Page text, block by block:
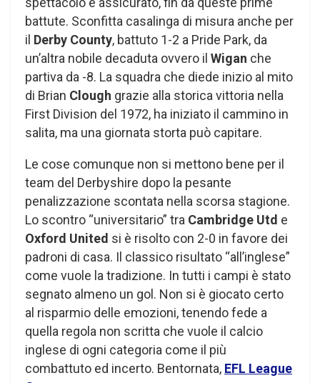
battute. Sconfitta casalinga di misura anche per
il Derby County, battuto 1-2 a Pride Park, da
un’altra nobile decaduta ovvero il Wigan che
partiva da -8. La squadra che diede inizio al mito
di Brian Clough grazie alla storica vittoria nella
First Division del 1972, ha iniziato il cammino in
salita, ma una giornata storta può capitare.
Le cose comunque non si mettono bene per il
team del Derbyshire dopo la pesante
penalizzazione scontata nella scorsa stagione.
Lo scontro “universitario” tra Cambridge Utd e
Oxford United si è risolto con 2-0 in favore dei
padroni di casa. Il classico risultato “all’inglese”
come vuole la tradizione. In tutti i campi è stato
segnato almeno un gol. Non si è giocato certo
al risparmio delle emozioni, tenendo fede a
quella regola non scritta che vuole il calcio
inglese di ogni categoria come il più
combattuto ed incerto. Bentornata, EFL League